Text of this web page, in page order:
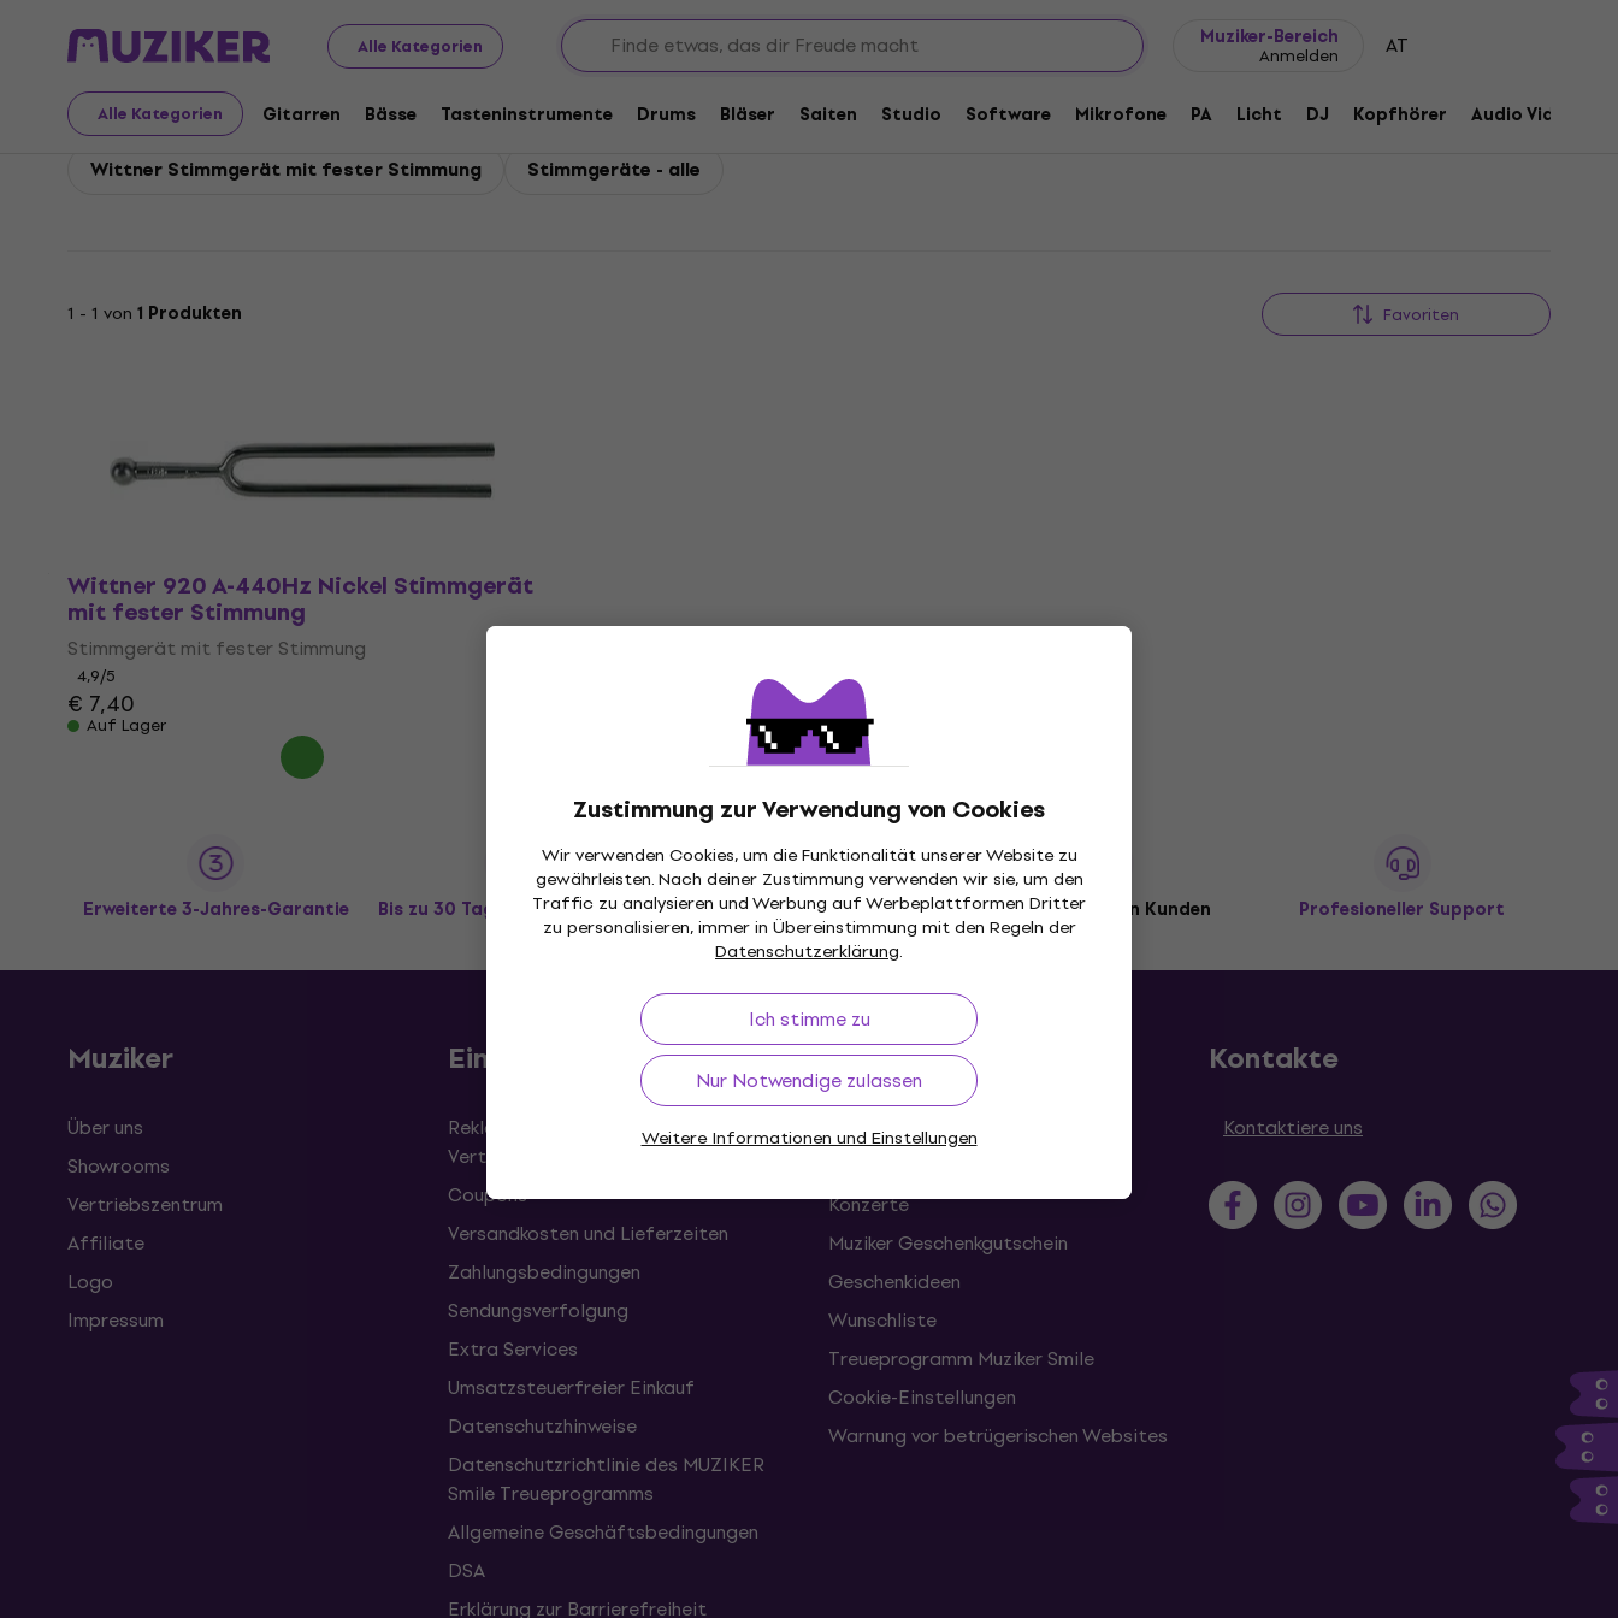
Alle Kategorien
Muziker-Bereich
Anmelden AT
Alle Kategorien Gitarren Bässe Tasteninstrumente Drums Bläser Saiten Studio Software Mikrofone PA Licht DJ Kopfhörer Audio Video
Zustimmung zur Verwendung von Cookies
Wir verwenden Cookies, um die Funktionalität unserer Website zu
gewährleisten. Nach deiner Zustimmung verwenden wir sie, um den
Traffic zu analysieren und Werbung auf Werbeplattformen Dritter
zu personalisieren, immer in Übereinstimmung mit den Regeln der
Datenschutzerklärung.
Ich stimme zu
Nur Notwendige zulassen
Weitere Informationen und Einstellungen
Wittner Gitarren Wittner Stimmgeräte
Wittner Stimmgeräte
Wittner Stimmgerät mit fester Stimmung Stimmgeräte - alle
1 - 1 von 1 Produkten Favoriten
Wittner 920 A-440Hz Nickel Stimmgerät
mit fester Stimmung
Stimmgerät mit fester Stimmung
4,9/5
€ 7,40
Auf Lager
Erweiterte 3-Jahres-Garantie Bis zu 30 Tage Rückgaberecht Versand gratisvon 149 € Über 3 Millionen Kunden Profesioneller Support
Muziker
Über uns
Showrooms
Vertriebszentrum
Affiliate
Logo
Impressum
Einkauf
Reklamationen und Rücktritte vom
Vertrag
Coupons
Versandkosten und Lieferzeiten
Zahlungsbedingungen
Sendungsverfolgung
Extra Services
Umsatzsteuerfreier Einkauf
Datenschutzhinweise
Datenschutzrichtlinie des MUZIKER
Smile Treueprogramms
Allgemeine Geschäftsbedingungen
DSA
Erklärung zur Barrierefreiheit
Nützliches
FAQ - Häufig gestellte Fragen
Konzerte
Muziker Geschenkgutschein
Geschenkideen
Wunschliste
Treueprogramm Muziker Smile
Cookie-Einstellungen
Warnung vor betrügerischen Websites
Kontakte
Kontaktiere uns